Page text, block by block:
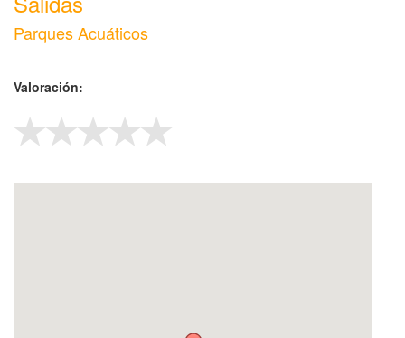
Parques Acuáticos
Valoración: